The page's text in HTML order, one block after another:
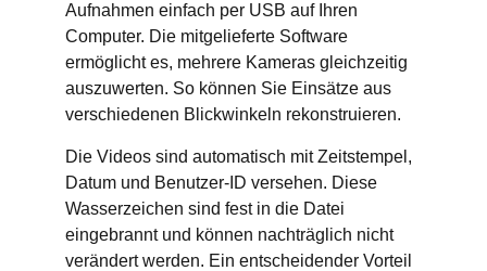
Aufnahmen einfach per USB auf Ihren
Computer. Die mitgelieferte Software
ermöglicht es, mehrere Kameras gleichzeitig
auszuwerten. So können Sie Einsätze aus
verschiedenen Blickwinkeln rekonstruieren.
Die Videos sind automatisch mit Zeitstempel,
Datum und Benutzer-ID versehen. Diese
Wasserzeichen sind fest in die Datei
eingebrannt und können nachträglich nicht
verändert werden. Ein entscheidender Vorteil